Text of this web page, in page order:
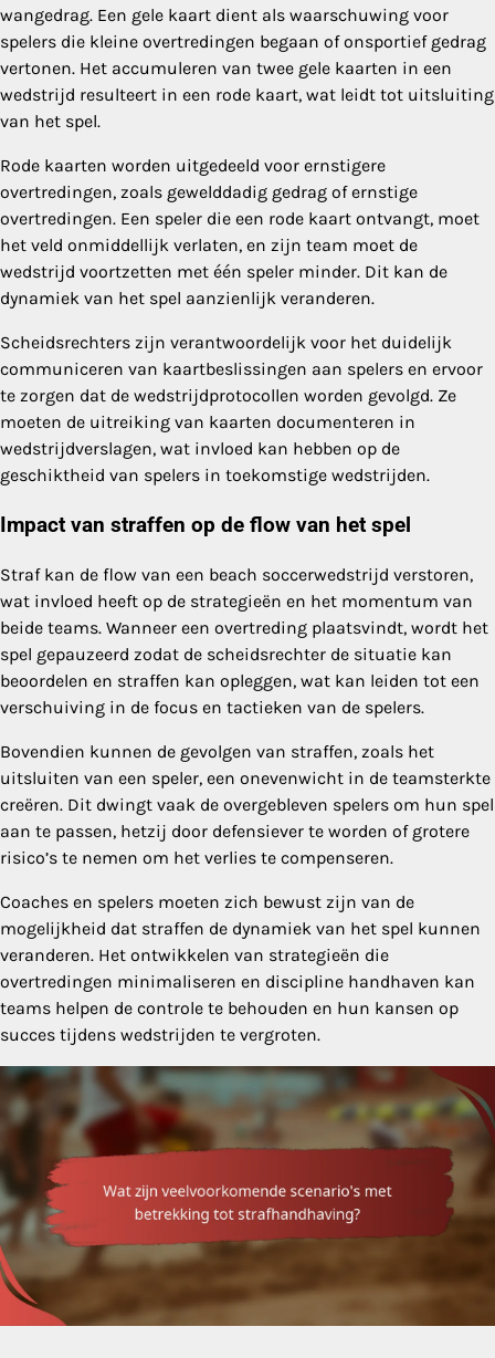
wangedrag. Een gele kaart dient als waarschuwing voor
spelers die kleine overtredingen begaan of onsportief gedrag
vertonen. Het accumuleren van twee gele kaarten in een
wedstrijd resulteert in een rode kaart, wat leidt tot uitsluiting
van het spel.
Rode kaarten worden uitgedeeld voor ernstigere
overtredingen, zoals gewelddadig gedrag of ernstige
overtredingen. Een speler die een rode kaart ontvangt, moet
het veld onmiddellijk verlaten, en zijn team moet de
wedstrijd voortzetten met één speler minder. Dit kan de
dynamiek van het spel aanzienlijk veranderen.
Scheidsrechters zijn verantwoordelijk voor het duidelijk
communiceren van kaartbeslissingen aan spelers en ervoor
te zorgen dat de wedstrijdprotocollen worden gevolgd. Ze
moeten de uitreiking van kaarten documenteren in
wedstrijdverslagen, wat invloed kan hebben op de
geschiktheid van spelers in toekomstige wedstrijden.
Impact van straffen op de flow van het spel
Straf kan de flow van een beach soccerwedstrijd verstoren,
wat invloed heeft op de strategieën en het momentum van
beide teams. Wanneer een overtreding plaatsvindt, wordt het
spel gepauzeerd zodat de scheidsrechter de situatie kan
beoordelen en straffen kan opleggen, wat kan leiden tot een
verschuiving in de focus en tactieken van de spelers.
Bovendien kunnen de gevolgen van straffen, zoals het
uitsluiten van een speler, een onevenwicht in de teamsterkte
creëren. Dit dwingt vaak de overgebleven spelers om hun spel
aan te passen, hetzij door defensiever te worden of grotere
risico’s te nemen om het verlies te compenseren.
Coaches en spelers moeten zich bewust zijn van de
mogelijkheid dat straffen de dynamiek van het spel kunnen
veranderen. Het ontwikkelen van strategieën die
overtredingen minimaliseren en discipline handhaven kan
teams helpen de controle te behouden en hun kansen op
succes tijdens wedstrijden te vergroten.